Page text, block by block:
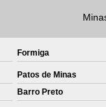
Private Label
Bones
Formiga
Patos de Minas
Barro Preto